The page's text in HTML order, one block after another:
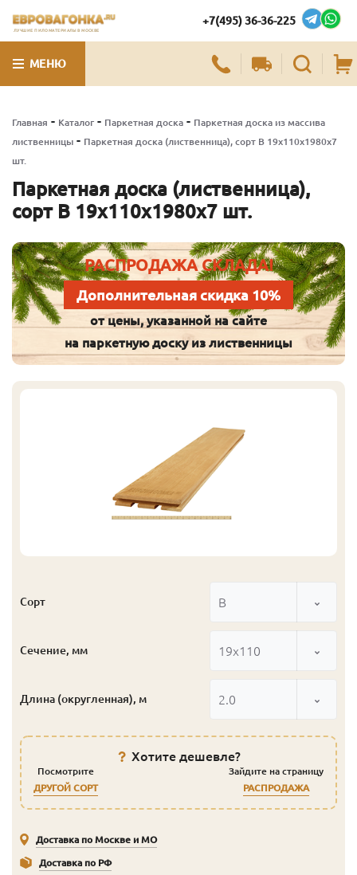
ЛУЧШИЕ ПИЛОМАТЕРИАЛЫ В МОСКВЕ
+7(495) 36-36-225
МЕНЮ
Главная - Каталог - Паркетная доска - Паркетная доска из массива
лиственницы - Паркетная доска (лиственница), сорт В 19х110х1980х7
шт.
Паркетная доска (лиственница),
сорт В 19х110х1980х7 шт.
РАСПРОДАЖА СКЛАДА!
Дополнительная скидка 10%
от цены, указанной на сайте
на паркетную доску из лиственницы
Сорт В
Сечение, мм 19x110
Длина (округленная), м 2.0
Хотите дешевле?
Посмотрите
ДРУГОЙ СОРТ
Зайдите на страницу
РАСПРОДАЖА
Доставка по Москве и МО
Доставка по РФ